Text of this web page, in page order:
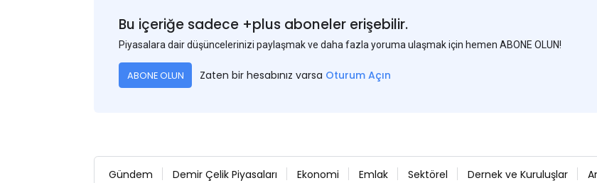
Bu içeriğe sadece +plus aboneler erişebilir.
Piyasalara dair düşüncelerinizi paylaşmak ve daha fazla yoruma ulaşmak için hemen ABONE OLUN!
ABONE OLUN Zaten bir hesabınız varsa Oturum Açın
Gündem Demir Çelik Piyasaları Ekonomi Emlak Sektörel Dernek ve Kuruluşlar